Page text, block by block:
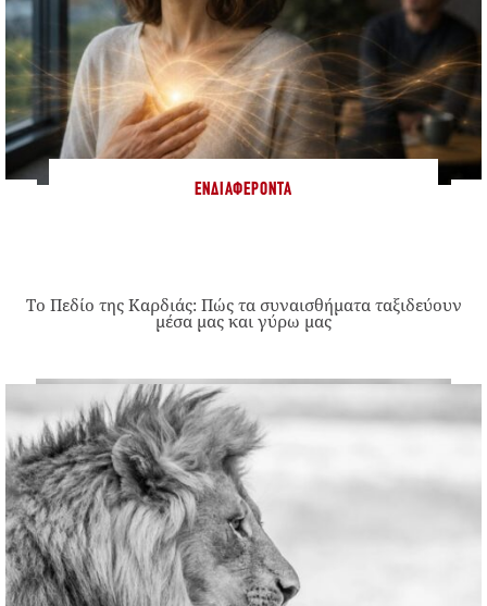
ΕΝΔΙΑΦΈΡΟΝΤΑ
Το Πεδίο της Καρδιάς: Πώς τα συναισθήματα ταξιδεύουν
μέσα μας και γύρω μας